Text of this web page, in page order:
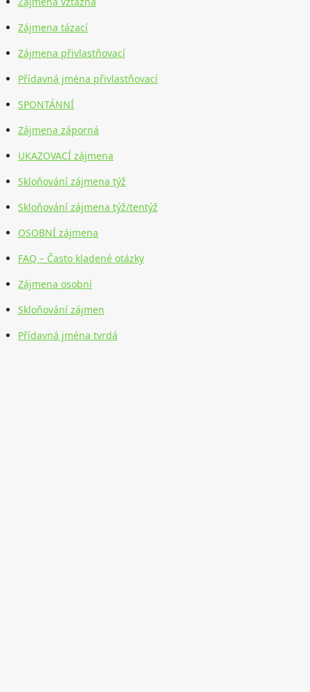
Zájmena tázací
Zájmena přivlastňovací
Přídavná jména přivlastňovací
SPONTÁNNÍ
Zájmena záporná
UKAZOVACÍ zájmena
Skloňování zájmena týž
Skloňování zájmena týž/tentýž
OSOBNÍ zájmena
FAQ – Často kladené otázky
Zájmena osobní
Skloňování zájmen
Přídavná jména tvrdá